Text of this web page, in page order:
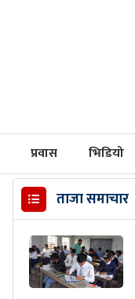
प्रवास भिडियो
ताजा समाचार